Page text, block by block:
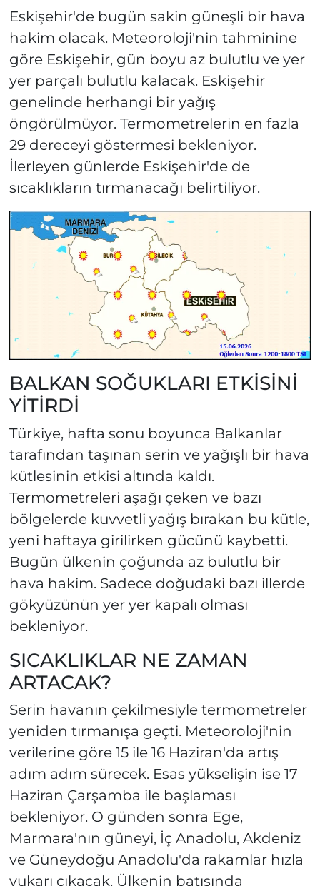
Eskişehir'de bugün sakin güneşli bir hava
hakim olacak. Meteoroloji'nin tahminine
göre Eskişehir, gün boyu az bulutlu ve yer
yer parçalı bulutlu kalacak. Eskişehir
genelinde herhangi bir yağış
öngörülmüyor. Termometrelerin en fazla
29 dereceyi göstermesi bekleniyor.
İlerleyen günlerde Eskişehir'de de
sıcaklıkların tırmanacağı belirtiliyor.
BALKAN SOĞUKLARI ETKİSİNİ
YİTİRDİ
Türkiye, hafta sonu boyunca Balkanlar
tarafından taşınan serin ve yağışlı bir hava
kütlesinin etkisi altında kaldı.
Termometreleri aşağı çeken ve bazı
bölgelerde kuvvetli yağış bırakan bu kütle,
yeni haftaya girilirken gücünü kaybetti.
Bugün ülkenin çoğunda az bulutlu bir
hava hakim. Sadece doğudaki bazı illerde
gökyüzünün yer yer kapalı olması
bekleniyor.
SICAKLIKLAR NE ZAMAN
ARTACAK?
Serin havanın çekilmesiyle termometreler
yeniden tırmanışa geçti. Meteoroloji'nin
verilerine göre 15 ile 16 Haziran'da artış
adım adım sürecek. Esas yükselişin ise 17
Haziran Çarşamba ile başlaması
bekleniyor. O günden sonra Ege,
Marmara'nın güneyi, İç Anadolu, Akdeniz
ve Güneydoğu Anadolu'da rakamlar hızla
yukarı çıkacak. Ülkenin batısında